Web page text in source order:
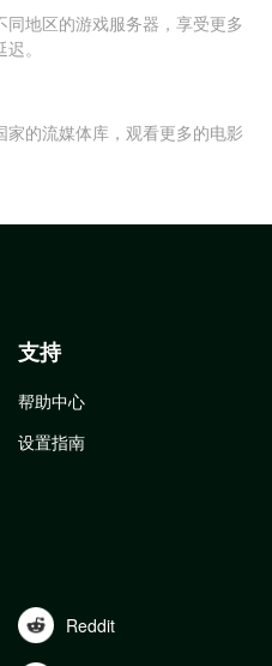
同地区的游戏服务器，享受更多
。
家的流媒体库，观看更多的电影
支持
帮助中心
设置指南
Reddit